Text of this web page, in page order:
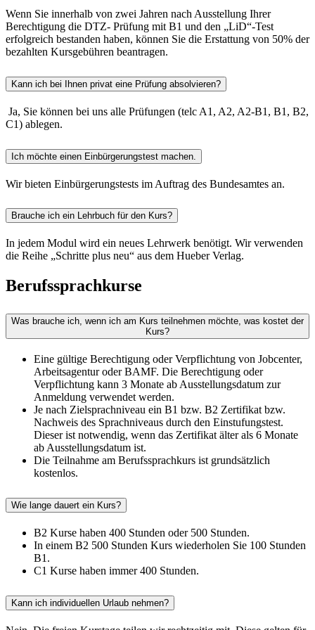
Wenn Sie innerhalb von zwei Jahren nach Ausstellung Ihrer
Berechtigung die DTZ- Prüfung mit B1 und den „LiD“-Test
erfolgreich bestanden haben, können Sie die Erstattung von 50% der
bezahlten Kursgebühren beantragen.
Kann ich bei Ihnen privat eine Prüfung absolvieren?
Ja, Sie können bei uns alle Prüfungen (telc A1, A2, A2-B1, B1, B2,
C1) ablegen.
Ich möchte einen Einbürgerungstest machen.
Wir bieten Einbürgerungstests im Auftrag des Bundesamtes an.
Brauche ich ein Lehrbuch für den Kurs?
In jedem Modul wird ein neues Lehrwerk benötigt. Wir verwenden
die Reihe „Schritte plus neu“ aus dem Hueber Verlag.
Berufssprachkurse
Was brauche ich, wenn ich am Kurs teilnehmen möchte, was kostet der
Kurs?
Eine gültige Berechtigung oder Verpflichtung von Jobcenter,
Arbeitsagentur oder BAMF. Die Berechtigung oder
Verpflichtung kann 3 Monate ab Ausstellungsdatum zur
Anmeldung verwendet werden.
Je nach Zielsprachniveau ein B1 bzw. B2 Zertifikat bzw.
Nachweis des Sprachniveaus durch den Einstufungstest.
Dieser ist notwendig, wenn das Zertifikat älter als 6 Monate
ab Ausstellungsdatum ist.
Die Teilnahme am Berufssprachkurs ist grundsätzlich
kostenlos.
Wie lange dauert ein Kurs?
B2 Kurse haben 400 Stunden oder 500 Stunden.
In einem B2 500 Stunden Kurs wiederholen Sie 100 Stunden
B1.
C1 Kurse haben immer 400 Stunden.
Kann ich individuellen Urlaub nehmen?